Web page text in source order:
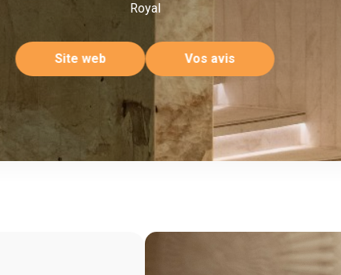
Royal
Site web Vos avis